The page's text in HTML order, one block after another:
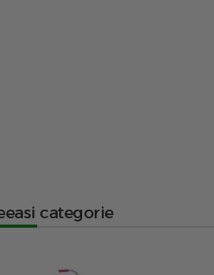
categorie